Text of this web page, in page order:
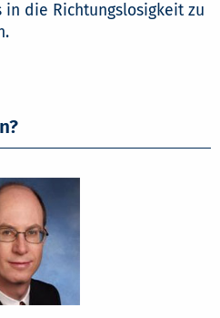
in die Richtungslosigkeit zu